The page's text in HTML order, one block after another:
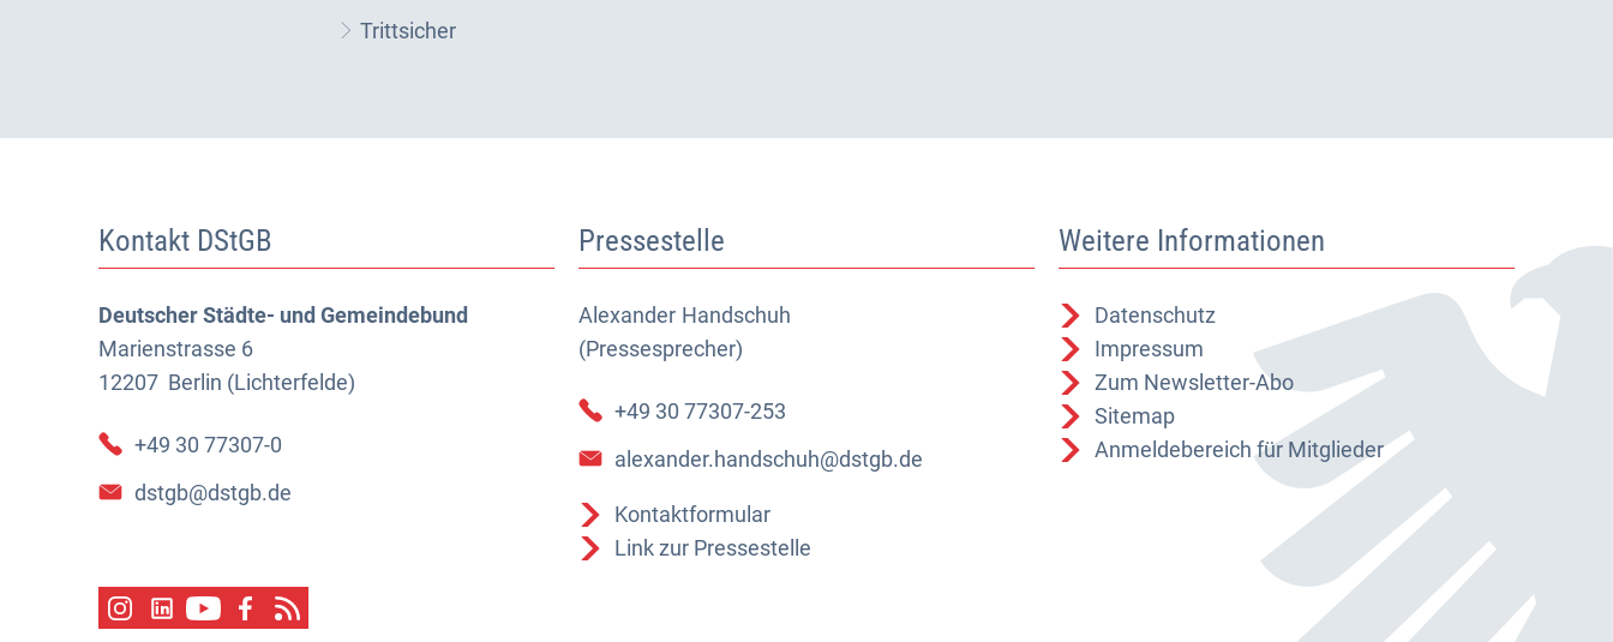
Trittsicher
Kontakt DStGB
Deutscher Städte- und Gemeindebund
Marienstrasse 6
12207 Berlin (Lichterfelde)
+49 30 77307-0
dstgb@dstgb.de
Pressestelle
Alexander Handschuh
(Pressesprecher)
Alexander Handschuh (Pressesprecher)
+49 30 77307-253
alexander.handschuh@dstgb.de
Kontaktformular
Link zur Pressestelle
Weitere Informationen
Datenschutz
Impressum
Zum Newsletter-Abo
Sitemap
Anmeldebereich für Mitglieder